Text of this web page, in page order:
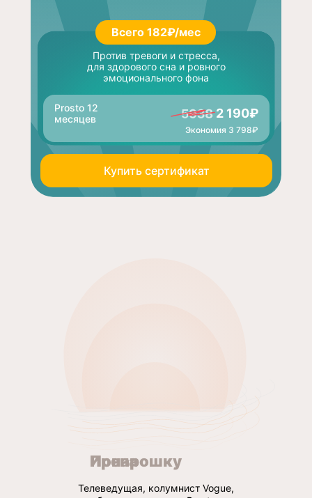
Всего 182₽/мес
Купить сертификат
Против тревоги и стресса,
для здорового сна и ровного
эмоционального фона
Prosto 12
месяцев
2 190₽
Экономия 3 798₽
Телеведущая, колумнист Vogue,
Ирена Понарошку